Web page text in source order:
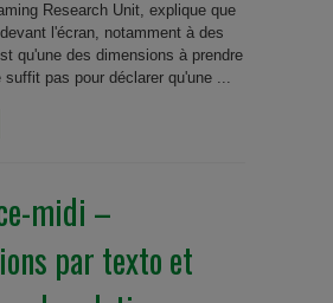
Research Unit, explique que
l'écran, notamment à des
qu'une des dimensions à prendre
pas pour déclarer qu'une ...
midi –
par texto et